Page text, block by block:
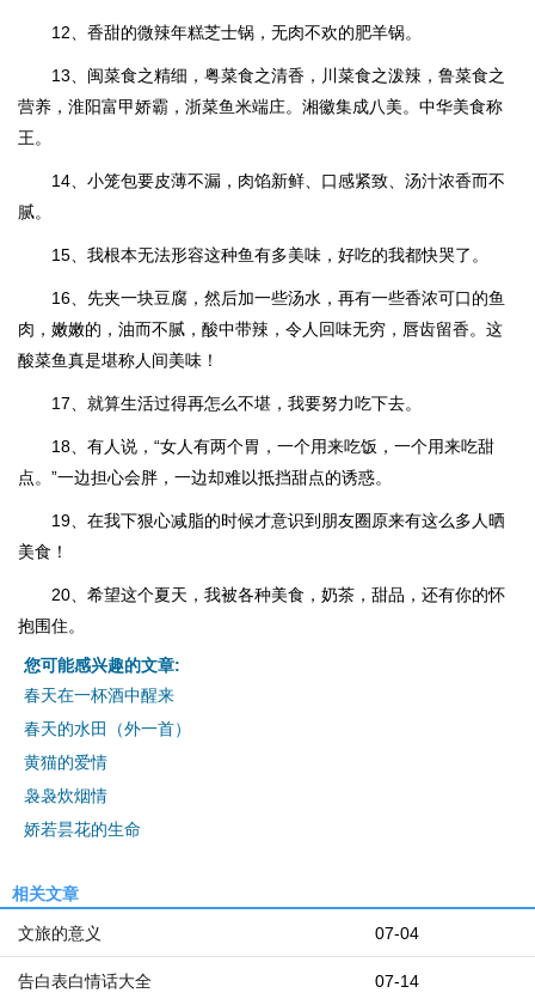
12、香甜的微辣年糕芝士锅，无肉不欢的肥羊锅。
13、闽菜食之精细，粤菜食之清香，川菜食之泼辣，鲁菜食之
营养，淮阳富甲娇霸，浙菜鱼米端庄。湘徽集成八美。中华美食称
王。
14、小笼包要皮薄不漏，肉馅新鲜、口感紧致、汤汁浓香而不
腻。
15、我根本无法形容这种鱼有多美味，好吃的我都快哭了。
16、先夹一块豆腐，然后加一些汤水，再有一些香浓可口的鱼
肉，嫩嫩的，油而不腻，酸中带辣，令人回味无穷，唇齿留香。这
酸菜鱼真是堪称人间美味！
17、就算生活过得再怎么不堪，我要努力吃下去。
18、有人说，“女人有两个胃，一个用来吃饭，一个用来吃甜
点。”一边担心会胖，一边却难以抵挡甜点的诱惑。
19、在我下狠心减脂的时候才意识到朋友圈原来有这么多人晒
美食！
20、希望这个夏天，我被各种美食，奶茶，甜品，还有你的怀
抱围住。
您可能感兴趣的文章:
春天在一杯酒中醒来
春天的水田（外一首）
黄猫的爱情
袅袅炊烟情
娇若昙花的生命
相关文章
07-04
文旅的意义
07-14
告白表白情话大全